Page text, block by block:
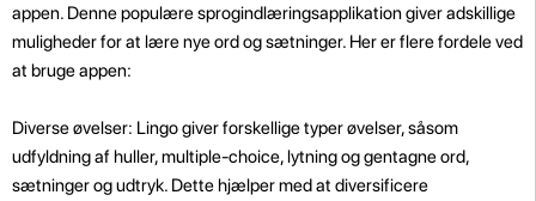
appen. Denne populære sprogindlæringsapplikation giver adskillige
muligheder for at lære nye ord og sætninger. Her er flere fordele ved
at bruge appen:
Diverse øvelser: Lingo giver forskellige typer øvelser, såsom
udfyldning af huller, multiple-choice, lytning og gentagne ord,
sætninger og udtryk. Dette hjælper med at diversificere